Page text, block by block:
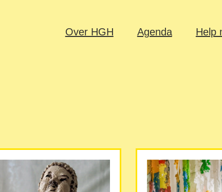
Over HGH Agenda Help